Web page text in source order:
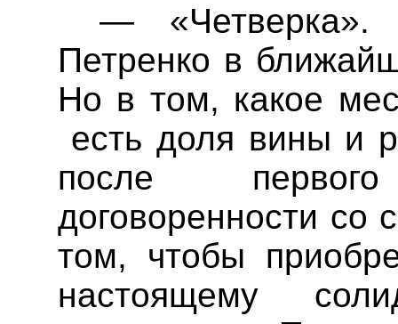
—«Четверка».
Петренко в
Но в том, какое
есть доля вины и
после
договоренности со
том, чтобы
настоящему